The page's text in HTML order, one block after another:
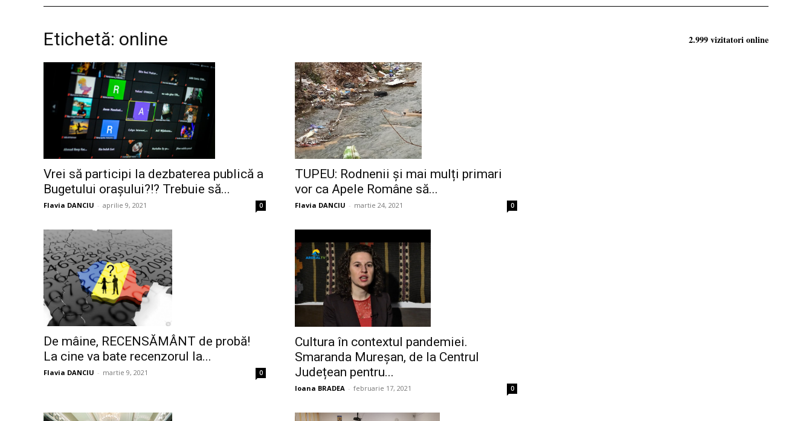
Etichetă: online
Vrei să participi la dezbaterea publică a
Bugetului orașului?!? Trebuie să...
Flavia DANCIU - aprilie 9, 2021 0
TUPEU: Rodnenii și mai mulți primari
vor ca Apele Române să...
Flavia DANCIU - martie 24, 2021 0
De mâine, RECENSĂMÂNT de probă!
La cine va bate recenzorul la...
Flavia DANCIU - martie 9, 2021 0
Cultura în contextul pandemiei.
Smaranda Mureșan, de la Centrul
Județean pentru...
Ioana BRADEA - februarie 17, 2021 0
2.999 vizitatori online